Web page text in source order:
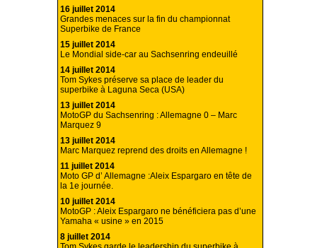
16 juillet 2014
Grandes menaces sur la fin du championnat
Superbike de France
15 juillet 2014
Le Mondial side-car au Sachsenring endeuillé
14 juillet 2014
Tom Sykes préserve sa place de leader du
superbike à Laguna Seca (USA)
13 juillet 2014
MotoGP du Sachsenring : Allemagne 0 – Marc
Marquez 9
13 juillet 2014
Marc Marquez reprend des droits en Allemagne !
11 juillet 2014
Moto GP d’ Allemagne :Aleix Espargaro en tête de
la 1e journée.
10 juillet 2014
MotoGP : Aleix Espargaro ne bénéficiera pas d’une
Yamaha « usine » en 2015
8 juillet 2014